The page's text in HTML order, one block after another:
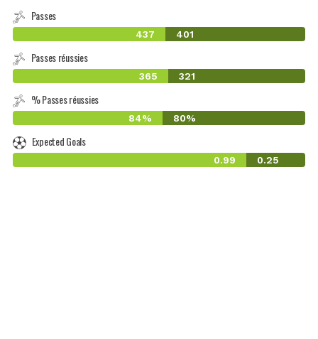
Passes
437 401
Passes réussies
365 321
% Passes réussies
84% 80%
Expected Goals
0.99 0.25